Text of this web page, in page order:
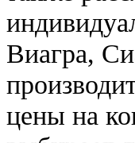
Виагра,
цены на